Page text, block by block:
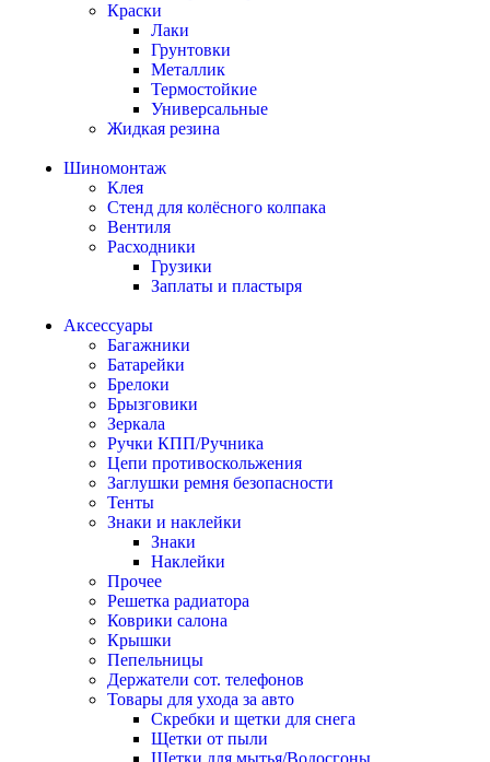
Краски
Лаки
Грунтовки
Металлик
Термостойкие
Универсальные
Жидкая резина
Шиномонтаж
Клея
Стенд для колёсного колпака
Вентиля
Расходники
Грузики
Заплаты и пластыря
Аксессуары
Багажники
Батарейки
Брелоки
Брызговики
Зеркала
Ручки КПП/Ручника
Цепи противоскольжения
Заглушки ремня безопасности
Тенты
Знаки и наклейки
Знаки
Наклейки
Прочее
Решетка радиатора
Коврики салона
Крышки
Пепельницы
Держатели сот. телефонов
Товары для ухода за авто
Скребки и щетки для снега
Щетки от пыли
Щетки для мытья/Водосгоны